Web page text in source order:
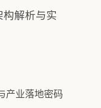
构解析与实